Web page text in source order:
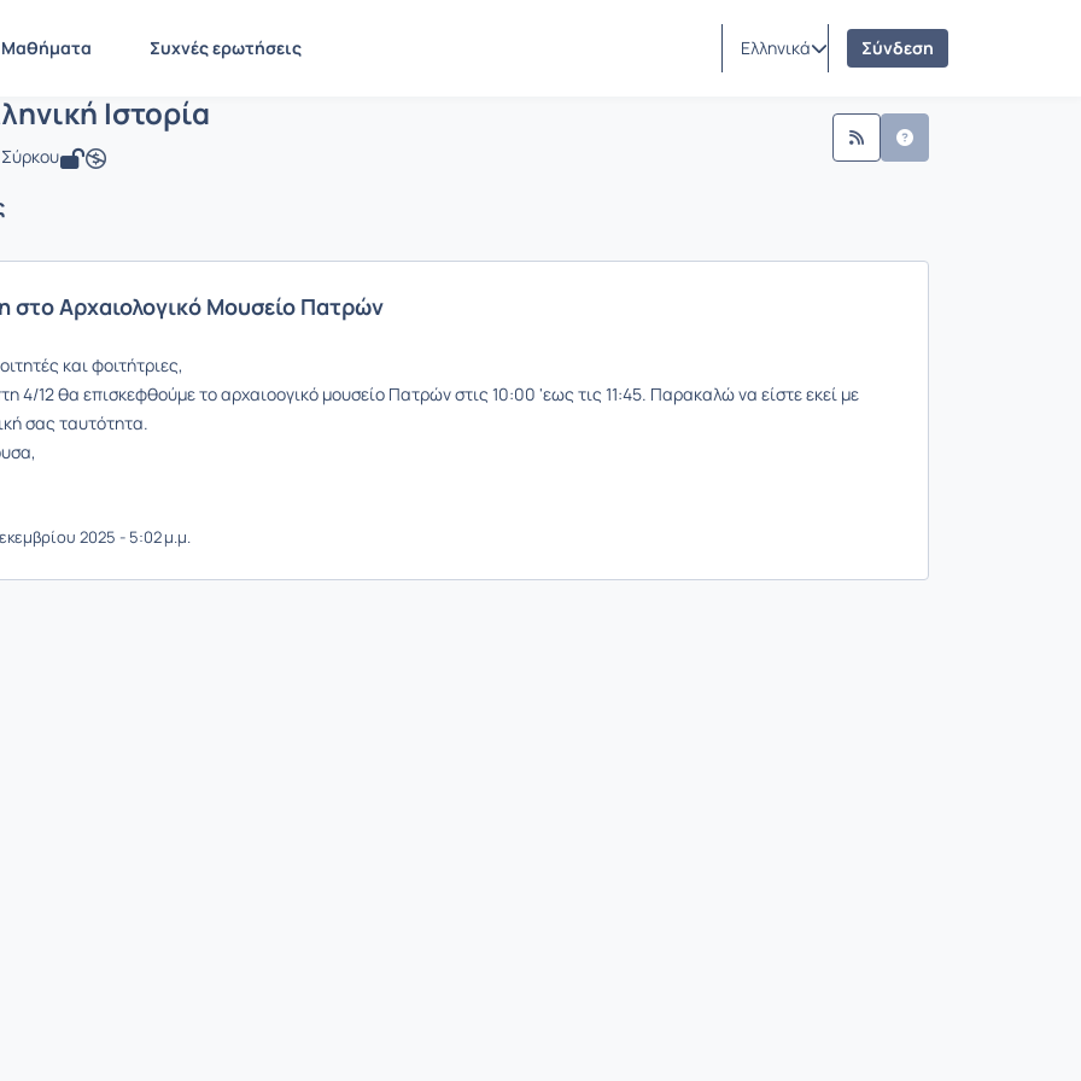
Μαθήματα Συχνές ερωτήσεις Ελληνικά Σύνδεση
Αρχαία Ελληνική Ιστορία Ανακοινώσεις
Ελληνική Ιστορία
Ιστορία
Σύρκου
στο Αρχαιολογικό Μουσείο Πατρών
και φοιτήτριες,
4/12 θα επισκεφθούμε το αρχαιοογικό μουσείο Πατρών στις 10:00 'εως τις 11:45. Παρακαλώ να είστε εκεί με
σας ταυτότητα.
2025 - 5:02 μ.μ.